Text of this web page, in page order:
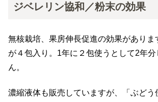
ジベレリン協和／粉末の効果
無核栽培、果房伸長促進の効果がありま
が４包入り。1年に２包使うとして2年
ん。
濃縮液体も販売していますが、「ぶどう